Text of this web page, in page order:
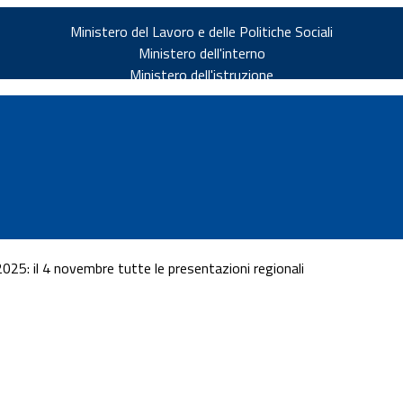
Ministero del Lavoro e delle Politiche Sociali
Ministero dell'interno
Ministero dell'istruzione
il 4 novembre tutte le presentazioni regionali